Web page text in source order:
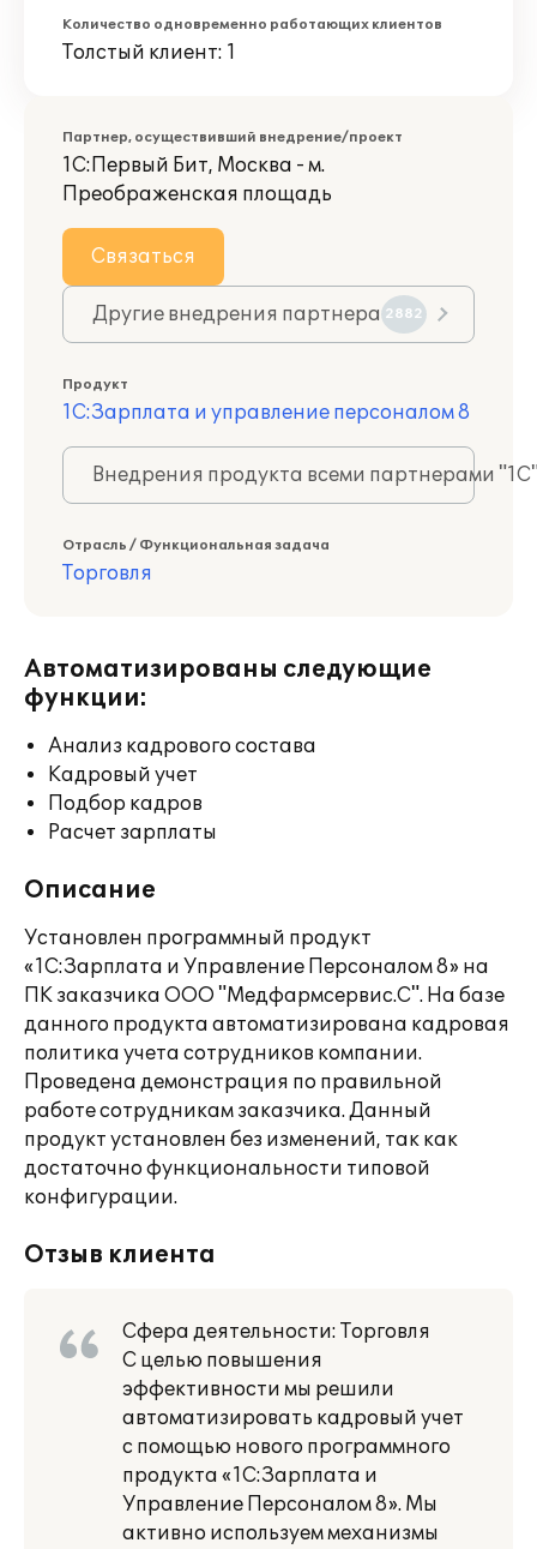
Количество одновременно работающих клиентов
Толстый клиент: 1
Партнер, осуществивший внедрение/проект
1С:Первый Бит, Москва - м.
Преображенская площадь
Связаться
Другие внедрения партнера 2882
Продукт
1С:Зарплата и управление персоналом 8
Внедрения продукта всеми партнерами
Отрасль / Функциональная задача
Торговля
Автоматизированы следующие
функции:
Анализ кадрового состава
Кадровый учет
Подбор кадров
Расчет зарплаты
Описание
Установлен программный продукт
«1С:Зарплата и Управление Персоналом 8» на
ПК заказчика ООО "Медфармсервис.С". На базе
данного продукта автоматизирована кадровая
политика учета сотрудников компании.
Проведена демонстрация по правильной
работе сотрудникам заказчика. Данный
продукт установлен без изменений, так как
достаточно функциональности типовой
конфигурации.
Отзыв клиента
Сфера деятельности: Торговля
С целью повышения
эффективности мы решили
автоматизировать кадровый учет
с помощью нового программного
продукта «1С:Зарплата и
Управление Персоналом 8». Мы
активно используем механизмы